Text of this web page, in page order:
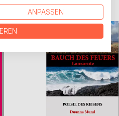
ANPASSEN